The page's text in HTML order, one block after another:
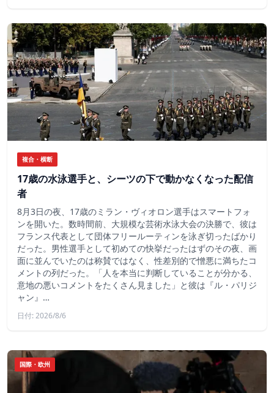
複合・横断
17歳の水泳選手と、シーツの下で動かなくなった配信
者
8月3日の夜、17歳のミラン・ヴィオロン選手はスマートフォ
ンを開いた。数時間前、大規模な芸術水泳大会の決勝で、彼は
フランス代表として団体フリールーティンを泳ぎ切ったばかり
だった。男性選手として初めての快挙だったはずのその夜、画
面に並んでいたのは称賛ではなく、性差別的で憎悪に満ちたコ
メントの列だった。「人を本当に判断していることが分かる、
意地の悪いコメントをたくさん見ました」と彼は『ル・パリジ
ャン』…
日付: 2026/8/6
国際・欧州